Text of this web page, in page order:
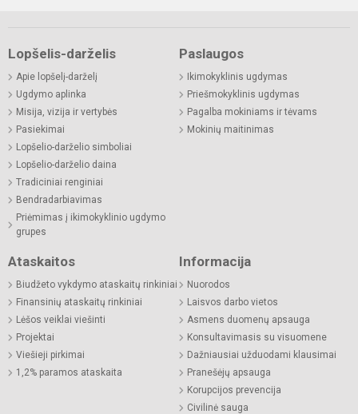
Lopšelis-darželis
Apie lopšelį-darželį
Ugdymo aplinka
Misija, vizija ir vertybės
Pasiekimai
Lopšelio-darželio simboliai
Lopšelio-darželio daina
Tradiciniai renginiai
Bendradarbiavimas
Priėmimas į ikimokyklinio ugdymo
grupes
Paslaugos
Ikimokyklinis ugdymas
Priešmokyklinis ugdymas
Pagalba mokiniams ir tėvams
Mokinių maitinimas
Ataskaitos
Biudžeto vykdymo ataskaitų rinkiniai
Finansinių ataskaitų rinkiniai
Lėšos veiklai viešinti
Projektai
Viešieji pirkimai
1,2% paramos ataskaita
Informacija
Nuorodos
Laisvos darbo vietos
Asmens duomenų apsauga
Konsultavimasis su visuomene
Dažniausiai užduodami klausimai
Pranešėjų apsauga
Korupcijos prevencija
Civilinė sauga